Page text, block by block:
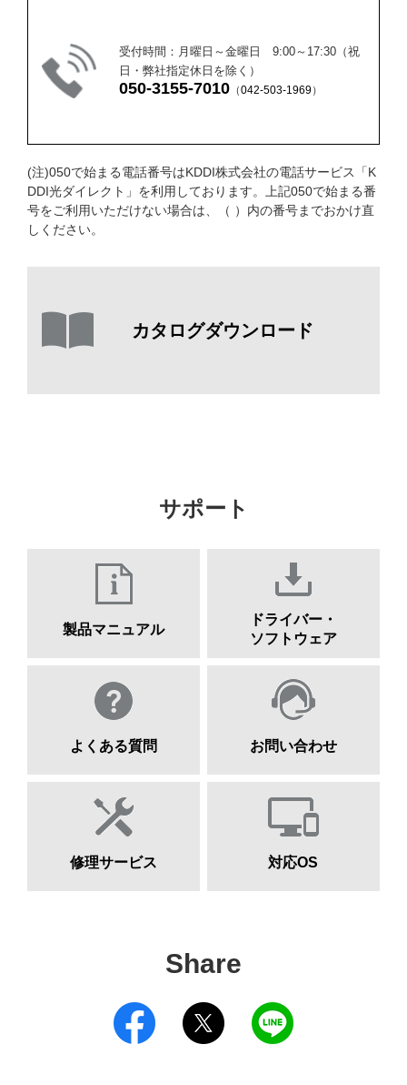
受付時間：月曜日～金曜日 9:00～17:30（祝
日・弊社指定休日を除く）
050-3155-7010 （042-503-1969）
(注)050で始まる電話番号はKDDI株式会社の電話サービス「K
DDI光ダイレクト」を利用しております。上記050で始まる番
号をご利用いただけない場合は、（ ）内の番号までおかけ直
しください。
カタログダウンロード
サポート
製品マニュアル
ドライバー・
ソフトウェア
よくある質問 お問い合わせ
修理サービス 対応OS
Share